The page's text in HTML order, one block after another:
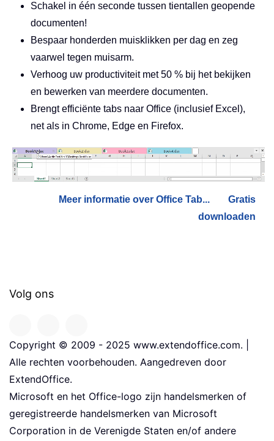
Schakel in één seconde tussen tientallen geopende
documenten!
Bespaar honderden muisklikken per dag en zeg
vaarwel tegen muisarm.
Verhoog uw productiviteit met 50 % bij het bekijken
en bewerken van meerdere documenten.
Brengt efficiënte tabs naar Office (inclusief Excel),
net als in Chrome, Edge en Firefox.
Meer informatie over Office Tab...
Gratis
downloaden
Volg ons
Copyright © 2009 - 2025 www.extendoffice.com. |
Alle rechten voorbehouden. Aangedreven door
ExtendOffice.
Microsoft en het Office-logo zijn handelsmerken of
geregistreerde handelsmerken van Microsoft
Corporation in de Verenigde Staten en/of andere